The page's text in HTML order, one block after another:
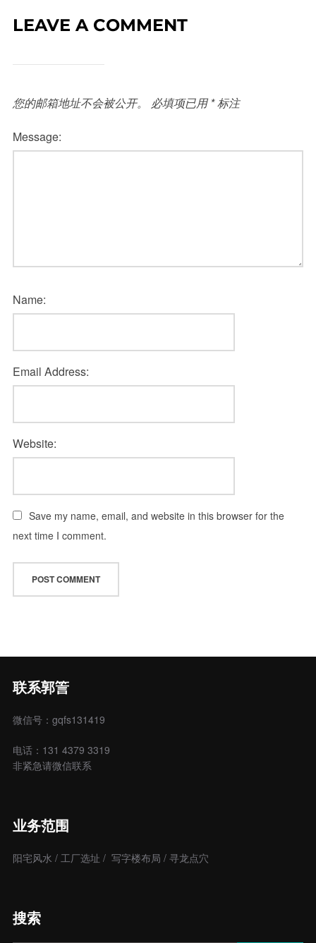
LEAVE A COMMENT
您的邮箱地址不会被公开。 必填项已用 *标注
Message:
Name:
Email Address:
Website:
Save my name, email, and website in this browser for the
next time I comment.
联系郭䇾
微信号：gqfs131419
电话：131 4379 3319
非紧急请微信联系
业务范围
阳宅风水 / 工厂选址 / 写字楼布局 / 寻龙点穴
搜索